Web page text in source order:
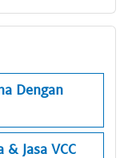
Dengan
Jasa VCC